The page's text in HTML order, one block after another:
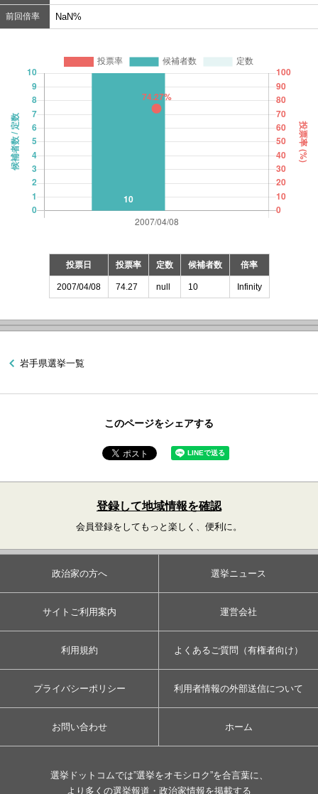
前回倍率 NaN%
投票日 投票率 定数 候補者数 倍率
2007/04/08 74.27 null 10 Infinity
岩手県選挙一覧
このページをシェアする
登録して地域情報を確認
会員登録をしてもっと楽しく、便利に。
政治家の方へ 選挙ニュース
サイトご利用案内 運営会社
利用規約 よくあるご質問（有権者向け）
プライバシーポリシー 利用者情報の外部送信について
お問い合わせ ホーム
選挙ドットコムでは”選挙をオモシロク”を合言葉に、
より多くの選挙報道・政治家情報を掲載する